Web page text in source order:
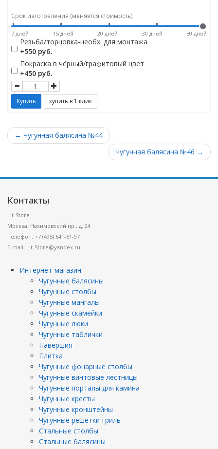
Срок изготовления (меняется стоимость)
7 дней 15 дней 20 дней 30 дней 50 дней
Резьба/торцовка-необх. для монтажа
+550 руб.
Покраска в чёрный/графитовый цвет
+450 руб.
← Чугунная балясина №44
Чугунная балясина №46 →
Контакты
Lit-Store
Москва, Нахимовский пр., д. 24
Телефон: +7 (495) 641-61-97
E-mail: Lit-Store@yandex.ru
Интернет-магазин
Чугунные балясины
Чугунные столбы
Чугунные мангалы
Чугунные скамейки
Чугунные люки
Чугунные таблички
Навершия
Плитка
Чугунные фонарные столбы
Чугунные винтовые лестницы
Чугунные порталы для камина
Чугунные кресты
Чугунные кронштейны
Чугунные решётки-гриль
Стальные столбы
Стальные балясины